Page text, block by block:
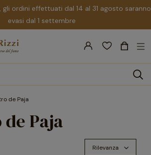
gli ordini effettuati dal 14 al 31 agosto saranno
evasi dal 1 settembre
search
☰
de Paja
Paja
Rilevanza